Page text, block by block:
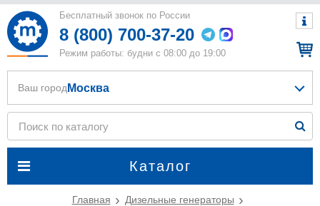
Бесплатный звонок по России
8 (800) 700-37-20
Режим работы: будни с 08:00 до 19:00
Каталог
Ваш город Москва
Главная
Дизельные генераторы